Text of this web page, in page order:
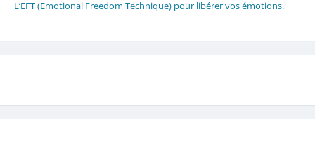
L’EFT (Emotional Freedom Technique) pour libérer vos émotions.